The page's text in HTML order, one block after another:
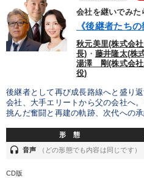
会社を継いでみた
《後継者たち
秋元美里(株式会
長) ・ 藤井隆太(株
湯澤 剛(株式会
役)
後継者として再び成長路線へと盛り
会社、大手エリートから父の会社へ
挑んだ奮闘と再建の軌跡、次代への
形 態
headset 音声 （どの形態でも内容は同じです）
CD版